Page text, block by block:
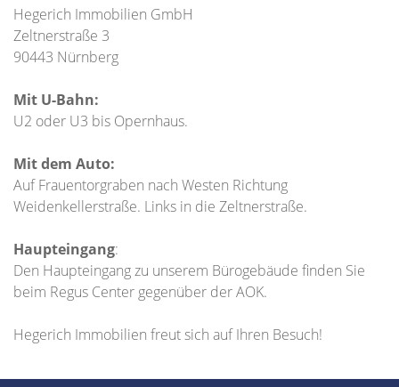
Hegerich Immobilien GmbH
Zeltnerstraße 3
90443 Nürnberg
Mit U-Bahn:
U2 oder U3 bis Opernhaus.
Mit dem Auto:
Auf Frauentorgraben nach Westen Richtung
Weidenkellerstraße. Links in die Zeltnerstraße.
Haupteingang:
Den Haupteingang zu unserem Bürogebäude finden Sie
beim Regus Center gegenüber der AOK.
Hegerich Immobilien freut sich auf Ihren Besuch!